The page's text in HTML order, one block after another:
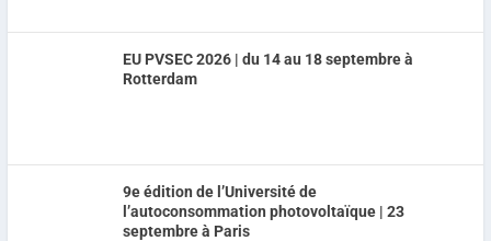
EU PVSEC 2026 | du 14 au 18 septembre à
Rotterdam
9e édition de l’Université de
l’autoconsommation photovoltaïque | 23
septembre à Paris